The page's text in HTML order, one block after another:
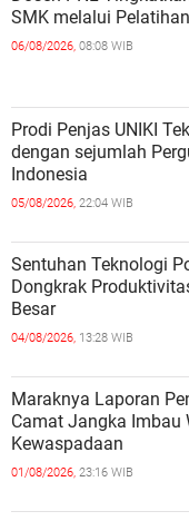
SMK melalui
06/08/2026, 08:08 WIB
Prodi Penjas UNIKI
dengan sejumlah
Indonesia
05/08/2026, 22:04 WIB
Sentuhan Teknologi
Dongkrak
Besar
04/08/2026, 13:28 WIB
Maraknya Laporan
Camat Jangka Imbau
Kewaspadaan
01/08/2026, 23:16 WIB